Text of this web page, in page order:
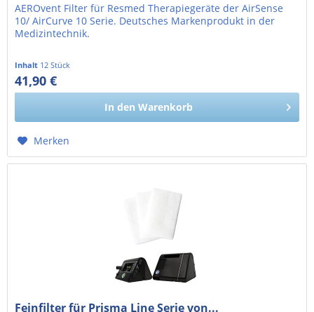
AEROvent Filter für Resmed Therapiegeräte der AirSense
10/ AirCurve 10 Serie. Deutsches Markenprodukt in der
Medizintechnik.
Inhalt 12 Stück
41,90 €
35,21 € exkl. MwSt.
In den Warenkorb
Merken
Feinfilter für Prisma Line Serie von...